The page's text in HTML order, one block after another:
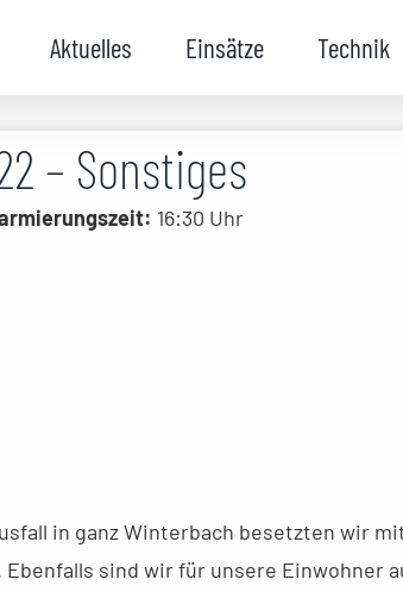
Aktuelles Einsätze Technik
– Sonstiges
16:30 Uhr
in ganz Winterbach besetzten wir
sind wir für unsere Einwohner